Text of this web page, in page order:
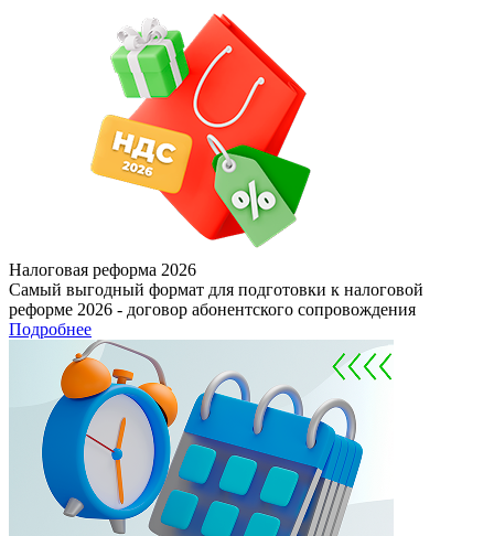
Налоговая реформа 2026
Самый выгодный формат для подготовки к налоговой
реформе 2026 - договор абонентского сопровождения
Подробнее